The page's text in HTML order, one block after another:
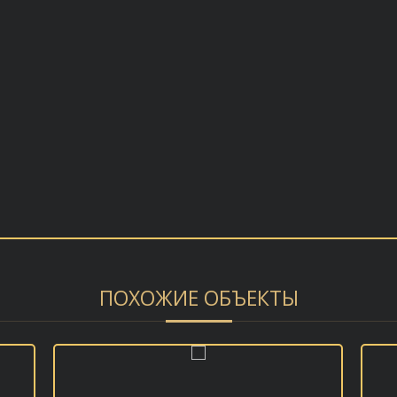
ПОХОЖИЕ ОБЪЕКТЫ
В ИЗБРАННОЕ